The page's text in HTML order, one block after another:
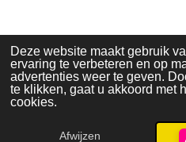
Deze website maakt gebruik
ervaring te verbeteren en op
advertenties weer te geven.
te klikken, gaat u akkoord met
cookies.
Afwijzen